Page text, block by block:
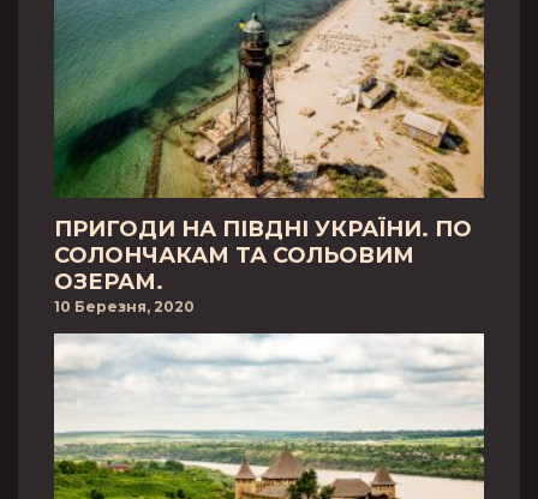
ПРИГОДИ НА ПІВДНІ УКРАЇНИ. ПО
СОЛОНЧАКАМ ТА СОЛЬОВИМ
ОЗЕРАМ.
10 Березня, 2020